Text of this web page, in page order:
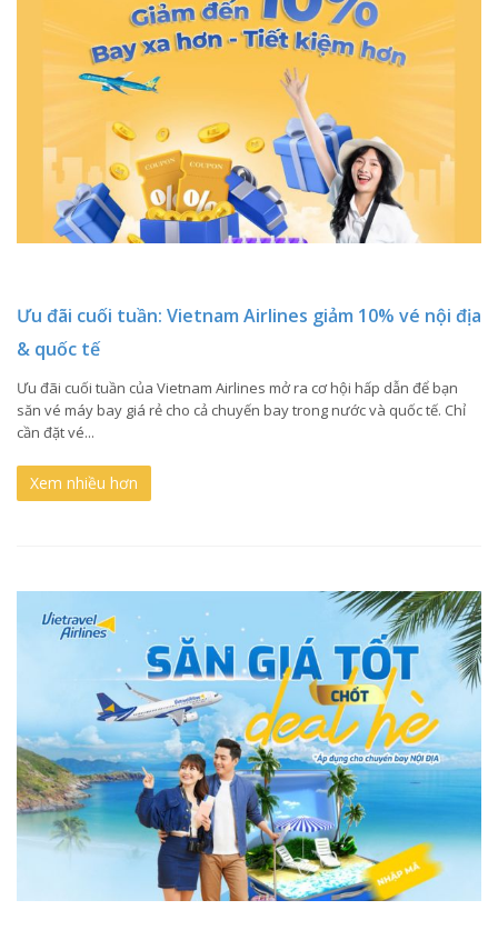
Ưu đãi cuối tuần: Vietnam Airlines giảm 10% vé nội địa
& quốc tế
Ưu đãi cuối tuần của Vietnam Airlines mở ra cơ hội hấp dẫn để bạn
săn vé máy bay giá rẻ cho cả chuyến bay trong nước và quốc tế. Chỉ
cần đặt vé...
Xem nhiều hơn